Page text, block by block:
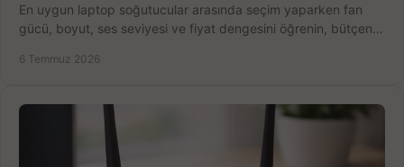
En uygun laptop soğutucular arasında seçim yaparken fan
gücü, boyut, ses seviyesi ve fiyat dengesini öğrenin, bütçenizi
6 Temmuz 2026